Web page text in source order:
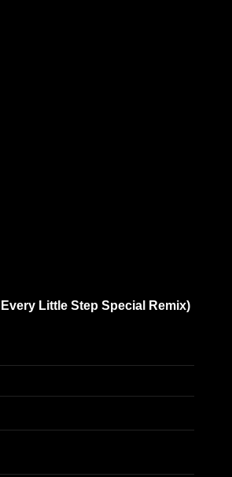
Little Step Special Remix)